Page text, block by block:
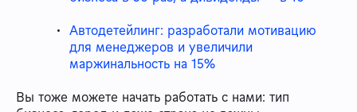
Автодетейлинг: разработали мотивацию
для менеджеров и увеличили
маржинальность на 15%
Вы тоже можете начать работать с нами: тип